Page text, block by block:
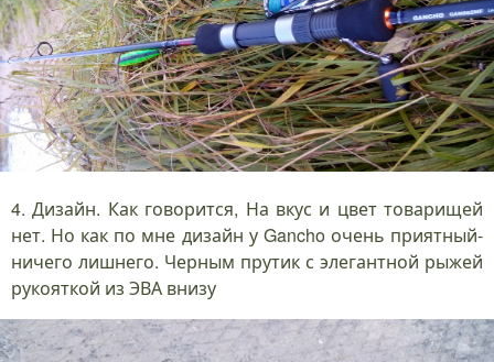
4. Дизайн. Как говорится, На вкус и цвет товарищей
нет. Но как по мне дизайн у Gancho очень приятный-
ничего лишнего. Черным прутик с элегантной рыжей
рукояткой из ЭВА внизу